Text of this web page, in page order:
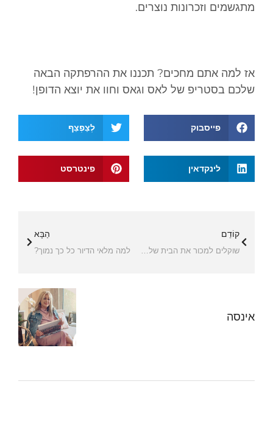
מתגשמים וזכרונות נוצרים.
אז למה אתם מחכים? תכננו את ההרפתקה הבאה
שלכם בסטריפ של לאס וגאס וחוו את יוצא הדופן!
פייסבוק לְצַפְצֵף
לינקדאין פינטרסט
קוֹדֵם הַבָּא
למה מלאי הדיור כל כך נמוך?
אינסה